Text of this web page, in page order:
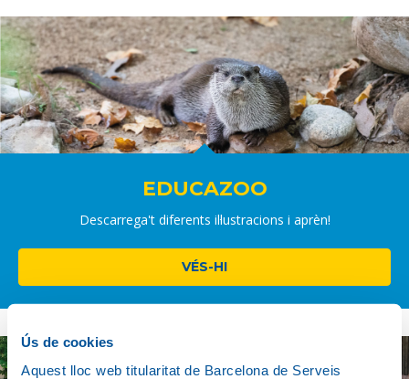
Ús de cookies
Aquest lloc web titularitat de Barcelona de Serveis
EDUCAZOO
Descarrega't diferents il·lustracions i aprèn!
VÉS-HI